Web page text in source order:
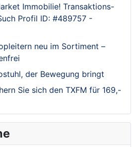
Immobilie! Transaktions-
Profil ID: #489757 -
neu im Sortiment –
der Bewegung bringt
Sie sich den TXFM für 169,-